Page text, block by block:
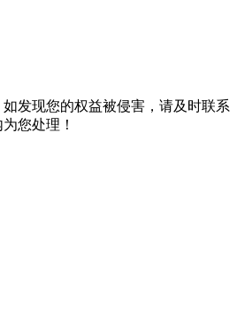
发现您的权益被侵害，请及时联系
您处理！